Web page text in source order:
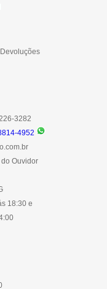
3282
4952
Ouvidor
18:30 e